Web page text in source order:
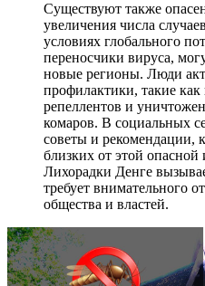
Существуют также
увеличения числа
условиях глобального
переносчики вируса,
новые регионы. Люди
профилактики, такие как
репеллентов и
комаров. В социальных
советы и рекомендации,
близких от этой
Лихорадки Денге
требует внимательного
общества и властей.